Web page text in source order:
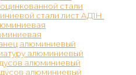
стали
стали лист АД1Н
алюминиевый
алюминиевый
алюминиевый
алюминиевый